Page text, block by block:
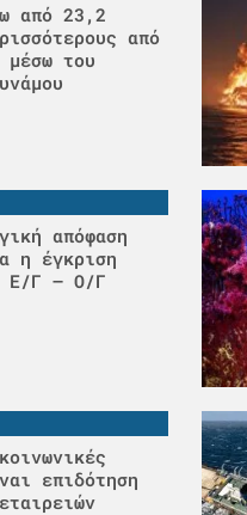
από 23,2
από
μέσω του
απόφαση
η έγκριση
Ε/Γ – Ο/Γ
επιδότηση